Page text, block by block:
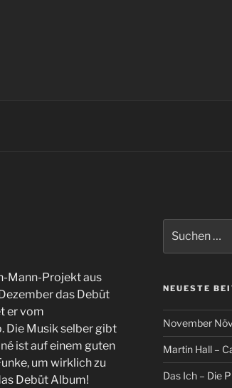
Mann-Projekt aus
das Debüt
er vom
Die Musik selber gibt
ist auf einem guten
um wirklich zu
Debüt Album!
nach:
NEUESTE
November
Martin Hall –
Das Ich – Die